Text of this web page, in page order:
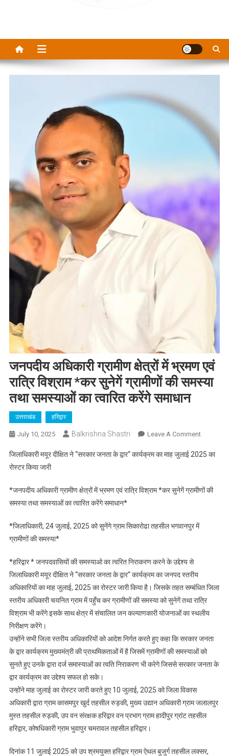
जनपदीय अधिकारी ग्रामीण क्षेत्रों में भ्रमण एवं
रात्रि विश्राम *कर सुनेगें ग्रामीणों की समस्या
तथा समस्याओं का त्वारित करेंगे समाधान
उत्तराखंड हरिद्वार
July 10, 2025 Balkrishna Shastri Leave A CommentOn
अधिकारी
में
की
समस्या
तथा
समाधान
जिलाधिकारी मयूर दीक्षित ने ‘‘सरकार जनता के द्वार‘‘ कार्यक्रम का माह जुलाई 2025 का
रोस्टर किया जारी
*जनपदीय अधिकारी ग्रामीण क्षेत्रों में भ्रमण एवं रात्रि विश्राम *कर सुनेगें ग्रामीणों की
समस्या तथा समस्याओं का त्वारित करेंगे समाधान*
*जिलाधिकारी, 24 जुलाई, 2025 को सुनेंगे ग्राम सिकारोढा तहसील भगवानपुर में
ग्रामीणों की समस्या*
*हरिद्वार * जनपदवासियों की समस्याओ का त्वरित निराकरण करने के उद्देश्य से
जिलाधिकारी मयूर दीक्षित ने ‘‘सरकार जनता के द्वार‘‘ कार्यक्रम का जनपद स्तरीय
अधिकारियों का माह जुलाई, 2025 का रोस्टर जारी किया है। जिसके तहत सम्बंधित जिला
स्तरीय अधिकारी चयनित ग्राम में पहुँच कर ग्रामीणों की समस्या को सुनेगें तथा रात्रि
विश्राम भी करेंगे इसके साथ क्षेत्र में संचालित जन कल्याणकारी योजनाओं का स्थलीय
निरीक्षण करेंगे।
उन्होंने सभी जिला स्तरीय अधिकारियों को आदेश निर्गत करते हुए कहा कि सरकार जनता
के द्वार कार्यक्रम मुख्यमंत्री की प्राथमिकताओं में है जिसमें ग्रामीणों की समस्याओं को
सुनते हुए उनके द्वारा दर्ज समास्याओं का त्वति निराकरण भी करेगे जिससे सरकार जनता के
द्वार कार्यक्रम का उद्देश्य सफल हो सके।
उन्होंने माह जुलाई का रोस्टर जारी करते हुए 10 जुलाई, 2025 को जिला विकास
अधिकारी द्वारा ग्राम कासमपुर खुर्द तहसील रुड़की, मुख्य उद्यान अधिकारी ग्राम जलालपुर
मुस्त तहसील रुड़की, उप वन संरक्षक हरिद्वार वन प्रभाग ग्राम हादीपुर ग्रांट तहसील
हरिद्वार, कोषधिकारी ग्राम भुवापुर चमरावल तहसील हरिद्वार।
दिनांक 11 जुलाई 2025 को उप श्रमयुक्त हरिद्वार ग्राम ऐथल बुजुर्ग तहसील लक्सर,